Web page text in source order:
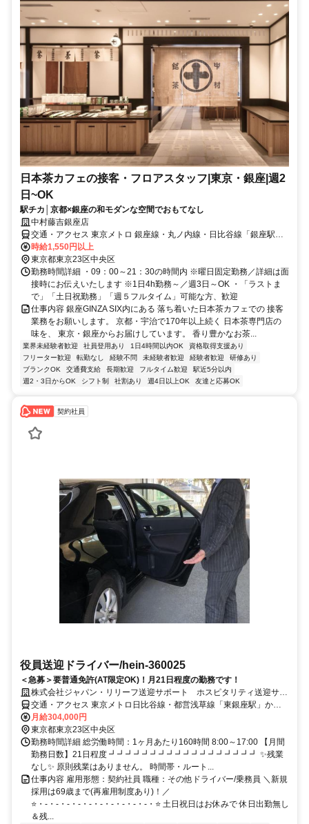
日本茶カフェの接客・フロアスタッフ|東京・銀座|週2
日~OK
駅チカ│京都×銀座の和モダンな空間でおもてなし
中村藤吉銀座店
交通・アクセス 東京メトロ 銀座線・丸ノ内線・日比谷線「銀座駅」
A3出口 徒歩2分
時給1,550円以上
東京都東京23区中央区
勤務時間詳細 ・09：00～21：30の時間内 ※曜日固定勤務／詳細は面
接時にお伝えいたします ※1日4h勤務～／週3日～OK ・「ラストま
で」「土日祝勤務」「週５フルタイム」可能な方、歓迎
仕事内容 銀座GINZA SIX内にある 落ち着いた日本茶カフェでの 接客
業務をお願いします。 京都・宇治で170年以上続く 日本茶専門店の
味を、 東京・銀座からお届けしています。 香り豊かなお茶...
業界未経験者歓迎 社員登用あり 1日4時間以内OK
資格取得支援あり
フリーター歓迎
転勤なし 経験不問 未経験者歓迎 経験者歓迎
研修あり
ブランクOK
交通費支給 長期歓迎 フルタイム歓迎
駅近5分以内
週2・3日からOK
シフト制 社割あり 週4日以上OK 友達と応募OK
契約社員
役員送迎ドライバー/hein-360025
＜急募＞要普通免許(AT限定OK)！月21日程度の勤務です！
株式会社ジャパン・リリーフ送迎サポート ホスピタリティ送迎サー
ビス部
交通・アクセス 東京メトロ日比谷線・都営浅草線「東銀座駅」から
徒歩1分／東京メトロ有楽町線「新富町駅」から徒歩6分
月給304,000円
東京都東京23区中央区
勤務時間詳細 総労働時間：1ヶ月あたり160時間 8:00～17:00 【月間
勤務日数】21日程度 ┛┛┛┛┛┛┛┛┛┛┛┛┛┛┛┛┛┛ ✨残業
なし✨ 原則残業はありません。 時間帯・ルート...
仕事内容 雇用形態：契約社員 職種：その他ドライバー/乗務員 ＼新規
採用は69歳まで(再雇用制度あり)！／
⭐・-・-・-・-・-・-・-・-・-・-・⭐ 土日祝日はお休みで 休日出勤無し
＆残...